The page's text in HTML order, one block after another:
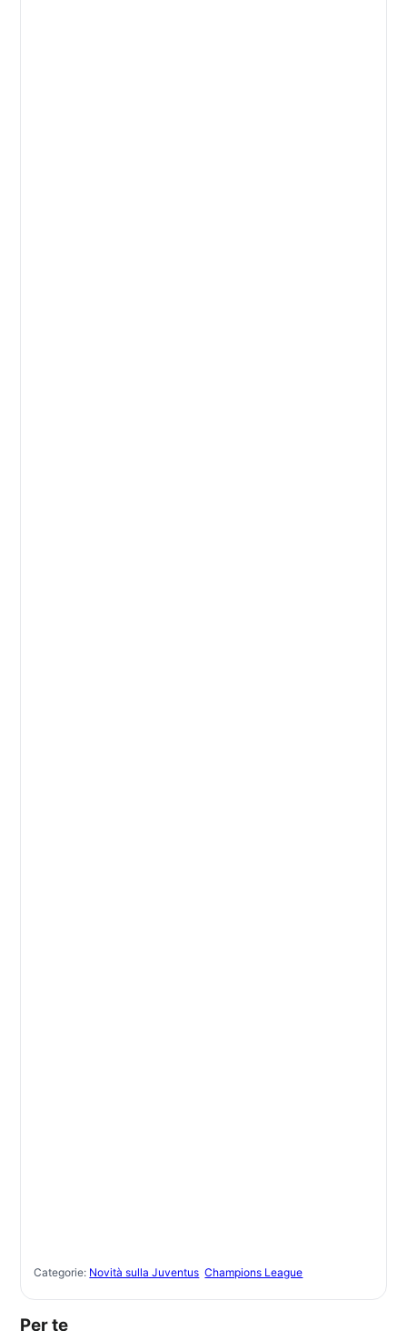
Categorie: Novità sulla Juventus Champions League
Per te